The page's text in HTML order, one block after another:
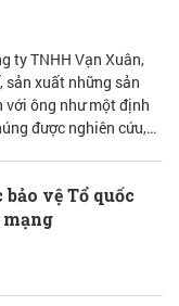
ty TNHH Vạn Xuân,
sản xuất những sản
với ông như một định
được nghiên cứu,
vệ Tổ quốc